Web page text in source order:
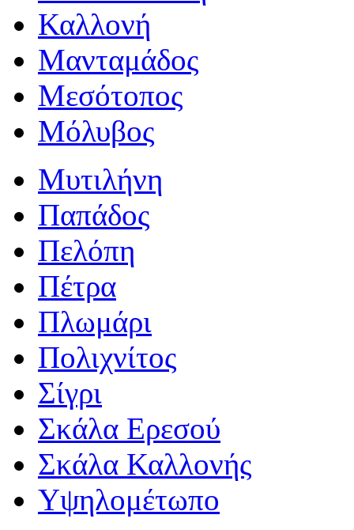
Καλλονή
Μανταμάδος
Μεσότοπος
Μόλυβος
Μυτιλήνη
Παπάδος
Πελόπη
Πέτρα
Πλωμάρι
Πολιχνίτος
Σίγρι
Σκάλα Ερεσού
Σκάλα Καλλονής
Υψηλομέτωπο